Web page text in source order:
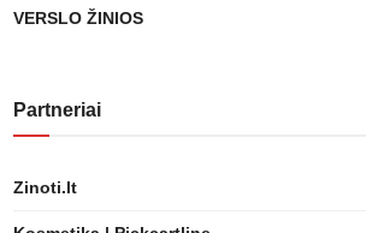
VERSLO ŽINIOS
Partneriai
Zinoti.lt